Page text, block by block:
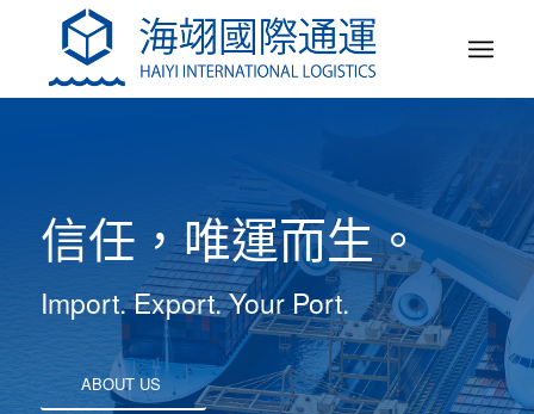
信任，唯運而生。
Import. Export. Your Port.
ABOUT US